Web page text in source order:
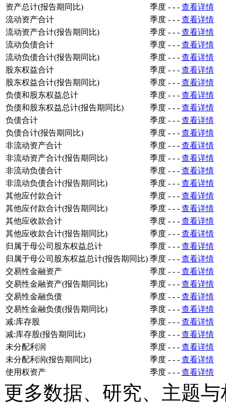
资产总计(报告期同比)
季度 - - - 查看详情
流动资产合计
季度 - - - 查看详情
流动资产合计(报告期同比)
季度 - - - 查看详情
流动负债合计
季度 - - - 查看详情
流动负债合计(报告期同比)
季度 - - - 查看详情
股东权益合计
季度 - - - 查看详情
股东权益合计(报告期同比)
季度 - - - 查看详情
负债和股东权益总计
季度 - - - 查看详情
负债和股东权益总计(报告期同比)
季度 - - - 查看详情
负债合计
季度 - - - 查看详情
负债合计(报告期同比)
季度 - - - 查看详情
非流动资产合计
季度 - - - 查看详情
非流动资产合计(报告期同比)
季度 - - - 查看详情
非流动负债合计
季度 - - - 查看详情
非流动负债合计(报告期同比)
季度 - - - 查看详情
其他应付款合计
季度 - - - 查看详情
其他应付款合计(报告期同比)
季度 - - - 查看详情
其他应收款合计
季度 - - - 查看详情
其他应收款合计(报告期同比)
季度 - - - 查看详情
归属于母公司股东权益总计
季度 - - - 查看详情
归属于母公司股东权益总计(报告期同比) 季度 - - - 查看详情
交易性金融资产
季度 - - - 查看详情
交易性金融资产(报告期同比)
季度 - - - 查看详情
交易性金融负债
季度 - - - 查看详情
交易性金融负债(报告期同比)
季度 - - - 查看详情
减:库存股
季度 - - - 查看详情
减:库存股(报告期同比)
季度 - - - 查看详情
未分配利润
季度 - - - 查看详情
未分配利润(报告期同比)
季度 - - - 查看详情
使用权资产
季度 - - - 查看详情
更多数据、研究、主题